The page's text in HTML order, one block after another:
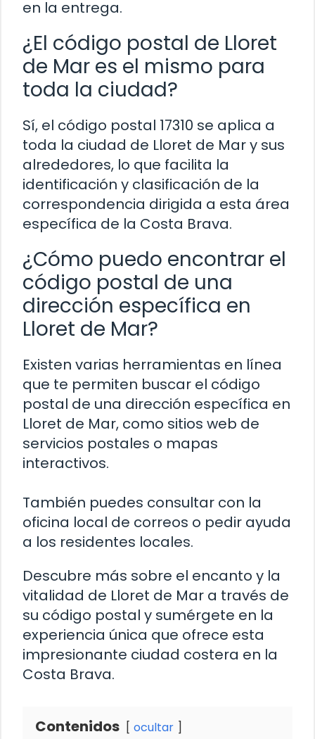
en la entrega.
¿El código postal de Lloret
de Mar es el mismo para
toda la ciudad?
Sí, el código postal 17310 se aplica a
toda la ciudad de Lloret de Mar y sus
alrededores, lo que facilita la
identificación y clasificación de la
correspondencia dirigida a esta área
específica de la Costa Brava.
¿Cómo puedo encontrar el
código postal de una
dirección específica en
Lloret de Mar?
Existen varias herramientas en línea
que te permiten buscar el código
postal de una dirección específica en
Lloret de Mar, como sitios web de
servicios postales o mapas
interactivos.
También puedes consultar con la
oficina local de correos o pedir ayuda
a los residentes locales.
Descubre más sobre el encanto y la
vitalidad de Lloret de Mar a través de
su código postal y sumérgete en la
experiencia única que ofrece esta
impresionante ciudad costera en la
Costa Brava.
Contenidos ocultar